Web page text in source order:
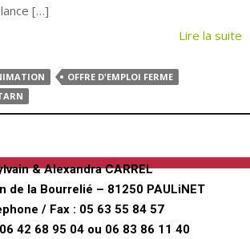
[…]
Lire la suite
OFFRE D'EMPLOI FERME
"Au fer à Cheval"
& Alexandra CARREL
de la Bourrelié – 81250 PAULiNET
/ Fax : 05 63 55 84 57
06 42 68 95 04 ou 06 83 86 11 40